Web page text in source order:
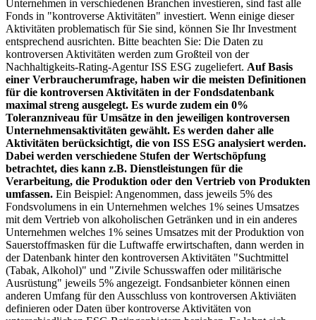
Unternehmen in verschiedenen Branchen investieren, sind fast alle
Fonds in "kontroverse Aktivitäten" investiert. Wenn einige dieser
Aktivitäten problematisch für Sie sind, können Sie Ihr Investment
entsprechend ausrichten. Bitte beachten Sie: Die Daten zu
kontroversen Aktivitäten werden zum Großteil von der
Nachhaltigkeits-Rating-Agentur ISS ESG zugeliefert. Auf Basis
einer Verbraucherumfrage, haben wir die meisten Definitionen
für die kontroversen Aktivitäten in der Fondsdatenbank
maximal streng ausgelegt. Es wurde zudem ein 0%
Toleranzniveau für Umsätze in den jeweiligen kontroversen
Unternehmensaktivitäten gewählt. Es werden daher alle
Aktivitäten berücksichtigt, die von ISS ESG analysiert werden.
Dabei werden verschiedene Stufen der Wertschöpfung
betrachtet, dies kann z.B. Dienstleistungen für die
Verarbeitung, die Produktion oder den Vertrieb von Produkten
umfassen. Ein Beispiel: Angenommen, dass jeweils 5% des
Fondsvolumens in ein Unternehmen welches 1% seines Umsatzes
mit dem Vertrieb von alkoholischen Getränken und in ein anderes
Unternehmen welches 1% seines Umsatzes mit der Produktion von
Sauerstoffmasken für die Luftwaffe erwirtschaften, dann werden in
der Datenbank hinter den kontroversen Aktivitäten "Suchtmittel
(Tabak, Alkohol)" und "Zivile Schusswaffen oder militärische
Ausrüstung" jeweils 5% angezeigt. Fondsanbieter können einen
anderen Umfang für den Ausschluss von kontroversen Aktiviäten
definieren oder Daten über kontroverse Aktivitäten von